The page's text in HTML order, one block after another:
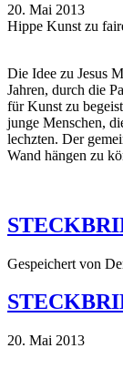
20. Mai 2013
Hippe Kunst zu
Die Idee zu Jesus
Jahren, durch die
für Kunst zu
junge Menschen,
lechzten. Der
Wand hängen zu
Gespeichert von
20. Mai 2013